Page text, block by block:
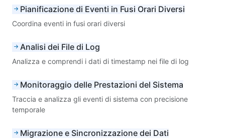
Pianificazione di Eventi in Fusi Orari Diversi
Coordina eventi in fusi orari diversi
Analisi dei File di Log
Analizza e comprendi i dati di timestamp nei file di log
Monitoraggio delle Prestazioni del Sistema
Traccia e analizza gli eventi di sistema con precisione
temporale
Migrazione e Sincronizzazione dei Dati